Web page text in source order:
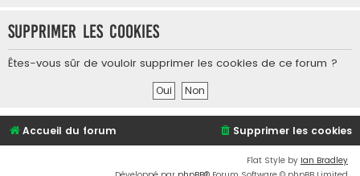
Supprimer les cookies
Êtes-vous sûr de vouloir supprimer les cookies de ce forum ?
Accueil du forum Supprimer les cookies
Flat Style by Ian Bradley